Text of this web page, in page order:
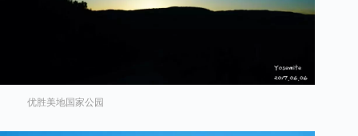
优胜美地国家公园